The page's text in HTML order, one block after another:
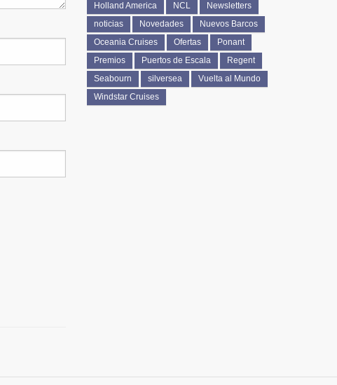
Holland America
NCL
Newsletters
noticias
Novedades
Nuevos Barcos
Oceania Cruises
Ofertas
Ponant
Premios
Puertos de Escala
Regent
Seabourn
silversea
Vuelta al Mundo
Windstar Cruises